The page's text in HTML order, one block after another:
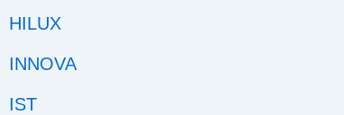
HILUX
INNOVA
IST